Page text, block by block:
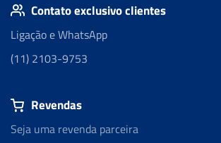
Contato exclusivo clientes
Ligação e WhatsApp
(11) 2103-9753
Revendas
Seja uma revenda parceira